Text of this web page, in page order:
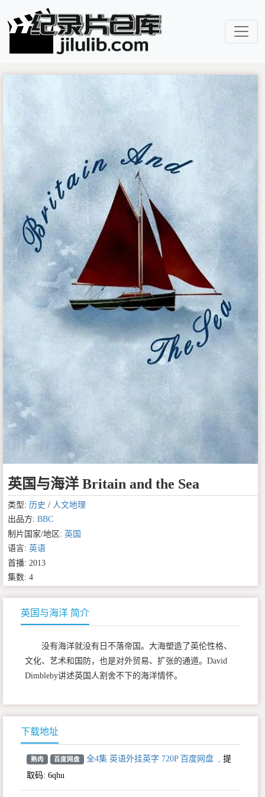
英国与海洋 Britain and the Sea
类型: 历史 / 人文地理
出品方: BBC
制片国家/地区: 英国
语言: 英语
首播: 2013
集数: 4
英国与海洋 简介
没有海洋就没有日不落帝国。大海塑造了英伦性格、
文化、艺术和国防，也是对外贸易、扩张的通道。David
Dimbleby讲述英国人割舍不下的海洋情怀。
下载地址
熟肉 百度网盘 全4集 英语外挂英字 720P 百度网盘
提
取码: 6qhu